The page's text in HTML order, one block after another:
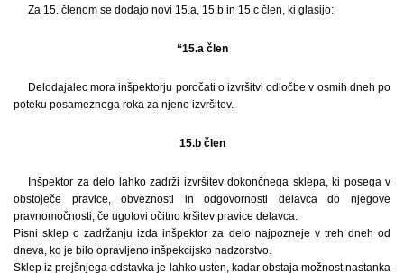
Za 15. členom se dodajo novi 15.a, 15.b in 15.c člen, ki glasijo:
“15.a člen
Delodajalec mora inšpektorju poročati o izvršitvi odločbe v osmih dneh po
poteku posameznega roka za njeno izvršitev.
15.b člen
Inšpektor za delo lahko zadrži izvršitev dokončnega sklepa, ki posega v
obstoječe pravice, obveznosti in odgovornosti delavca do njegove
pravnomočnosti, če ugotovi očitno kršitev pravice delavca.
Pisni sklep o zadržanju izda inšpektor za delo najpozneje v treh dneh od
dneva, ko je bilo opravljeno inšpekcijsko nadzorstvo.
Sklep iz prejšnjega odstavka je lahko usten, kadar obstaja možnost nastanka